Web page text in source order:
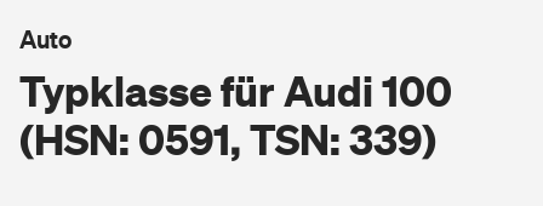
Berufsunfähigkeitsversicherung
Erwerbsunfähigkeitsversicherung
Wohnen
Typklasse für Audi 100
(HSN: 0591, TSN: 339)
Auto